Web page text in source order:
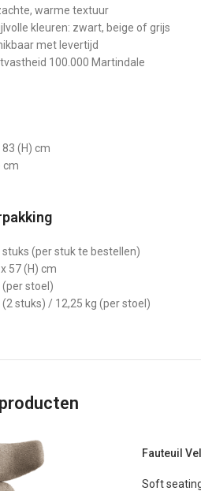
warme textuur
kleuren: zwart, beige of grijs
met levertijd
100.000 Martindale
(H) cm
cm
stuks (per stuk te bestellen)
57 (H) cm
(per stoel)
stuks) / 12,25 kg (per stoel)
Fauteuil
Soft